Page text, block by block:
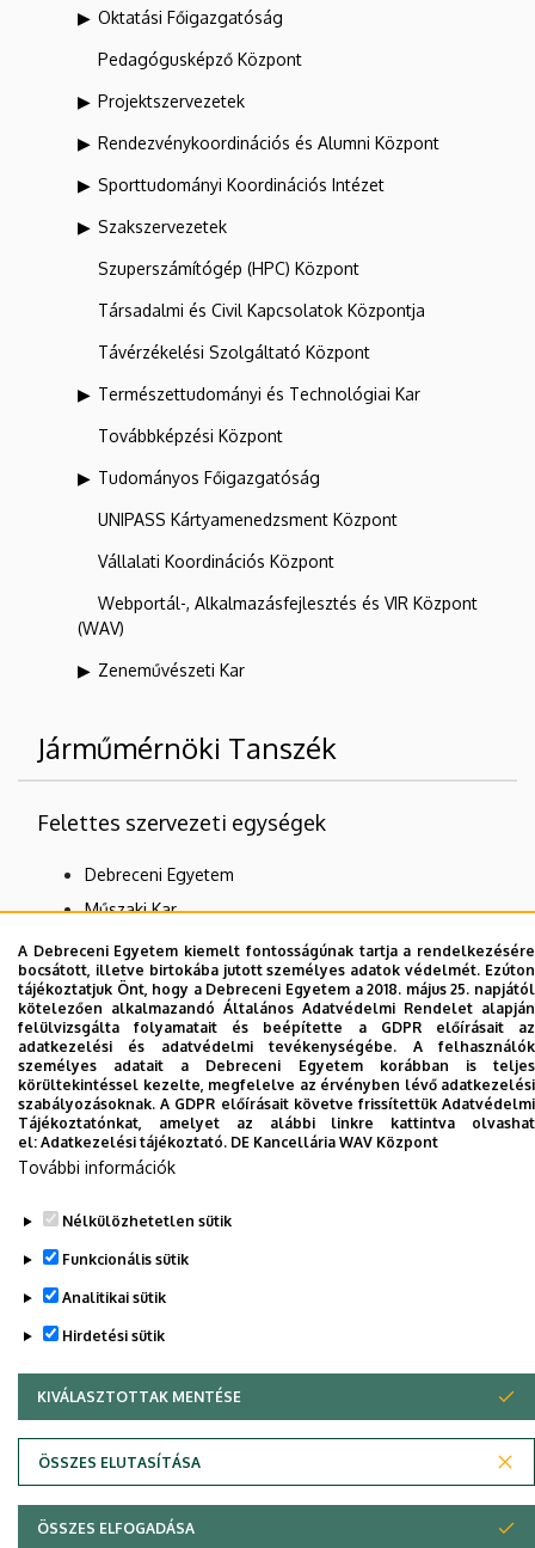
Oktatási Főigazgatóság
Pedagógusképző Központ
Projektszervezetek
Rendezvénykoordinációs és Alumni Központ
Sporttudományi Koordinációs Intézet
Szakszervezetek
Szuperszámítógép (HPC) Központ
Társadalmi és Civil Kapcsolatok Központja
Távérzékelési Szolgáltató Központ
Természettudományi és Technológiai Kar
Továbbképzési Központ
Tudományos Főigazgatóság
UNIPASS Kártyamenedzsment Központ
Vállalati Koordinációs Központ
Webportál-, Alkalmazásfejlesztés és VIR Központ
(WAV)
Zeneművészeti Kar
Járműmérnöki Tanszék
Felettes szervezeti egységek
Debreceni Egyetem
Műszaki Kar
Járműmérnöki és Mechatronikai Intézet
Dolgozói adatmódosítás igénylése a DE
telefonkönyvében|Külső személyek rögzítése a
DE telefonkönyvében|Súgó|Hibabejelentés
Szerzői jog © 2026 Unideb
A Debreceni Egyetem kiemelt fontosságúnak tartja a rendelkezésére
bocsátott, illetve birtokába jutott személyes adatok védelmét. Ezúton
tájékoztatjuk Önt, hogy a Debreceni Egyetem a 2018. május 25. napjától
kötelezően alkalmazandó Általános Adatvédelmi Rendelet alapján
felülvizsgálta folyamatait és beépítette a GDPR előírásait az
adatkezelési és adatvédelmi tevékenységébe. A felhasználók
személyes adatait a Debreceni Egyetem korábban is teljes
körültekintéssel kezelte, megfelelve az érvényben lévő adatkezelési
szabályozásoknak. A GDPR előírásait követve frissítettük Adatvédelmi
Tájékoztatónkat, amelyet az alábbi linkre kattintva olvashat
el: Adatkezelési tájékoztató. DE Kancellária WAV Központ
További információk
Nélkülözhetetlen sütik
Funkcionális sütik
Analitikai sütik
Hirdetési sütik
KIVÁLASZTOTTAK MENTÉSE
ÖSSZES ELUTASÍTÁSA
WITHDRAW CONSENT
ÖSSZES ELFOGADÁSA